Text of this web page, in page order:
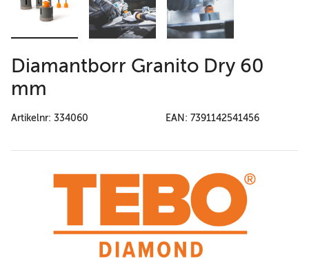
Diamantborr Granito Dry 60
mm
Artikelnr: 334060 EAN: 7391142541456